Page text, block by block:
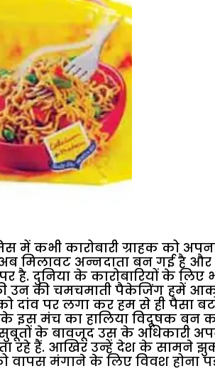
कभी कारोबारी ग्राहक को
मिलावट अन्नदाता बन गई है
है. दुनिया के कारोबारियों के लिए
उन की चमचमाती पैकेजिंग हमें
पर लगा कर हम से ही पैसा
के इस मंच का हालिया विदूषक बन
के बावजूद उस के अधिकारी
रहे हैं. आखिर उन्हें देश के सामने
मंगाने के लिए विवश होना